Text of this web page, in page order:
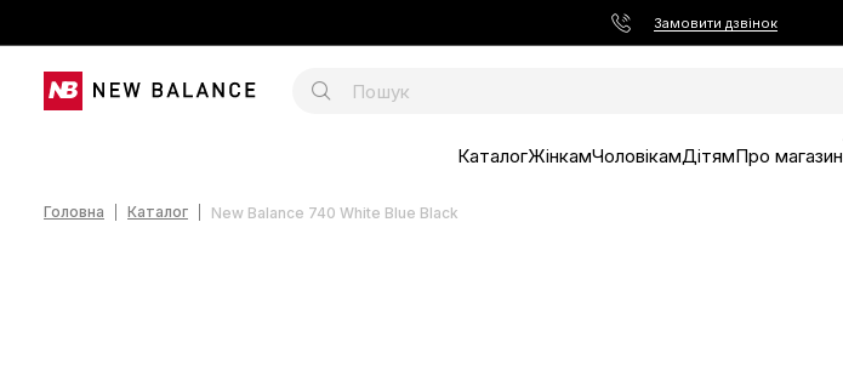
Замовити дзвінок
КаталогЖінкамЧоловікамДітямПро магазин
Головна Каталог New Balance 740 White Blue Black